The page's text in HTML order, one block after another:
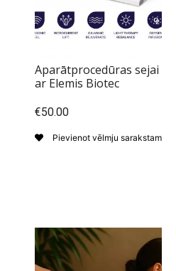
Aparātprocedūras sejai
ar Elemis Biotec
€50.00
Pievienot vēlmju sarakstam